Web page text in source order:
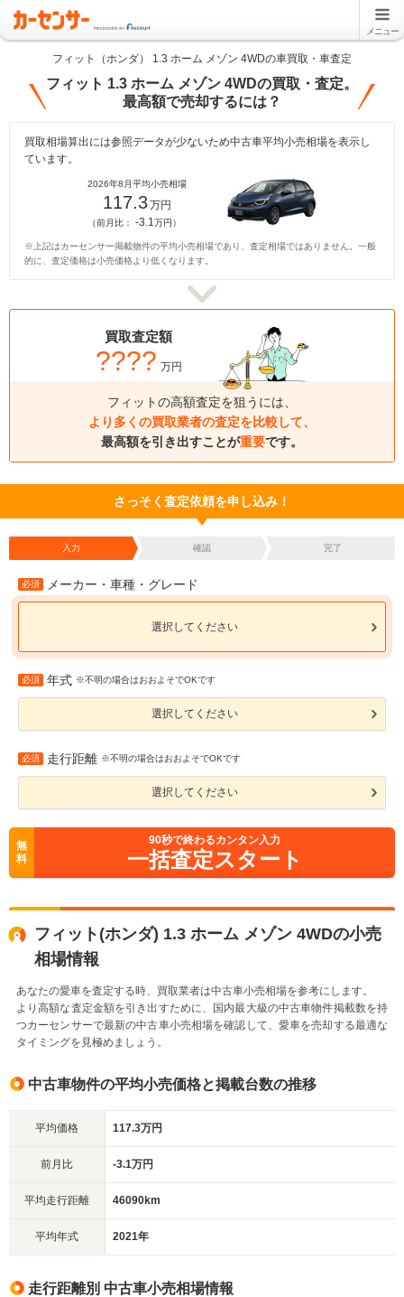
メニュー
フィット（ホンダ） 1.3 ホーム メゾン 4WDの車買取・車査定
フィット 1.3 ホーム メゾン 4WDの買取・査定。
最高額で売却するには？
買取相場算出には参照データが少ないため中古車平均小売相場を表示し
ています。
2026年8月平均小売相場
117.3万円
（前月比： -3.1万円）
※上記はカーセンサー掲載物件の平均小売相場であり、査定相場ではありません。一般
的に、査定価格は小売価格より低くなります。
買取査定額
???? 万円
フィットの高額査定を狙うには、
より多くの買取業者の査定を比較して、
最高額を引き出すことが重要です。
さっそく査定依頼を申し込み！
入力 確認 完了
必須 メーカー・車種・グレード
選択してください
必須 年式 ※不明の場合はおおよそでOKです
選択してください
必須 走行距離 ※不明の場合はおおよそでOKです
選択してください
無
料
90秒で終わるカンタン入力
一括査定スタート
フィット(ホンダ) 1.3 ホーム メゾン 4WDの小売
相場情報
あなたの愛車を査定する時、買取業者は中古車小売相場を参考にします。
より高額な査定金額を引き出すために、国内最大級の中古車物件掲載数を持
つカーセンサーで最新の中古車小売相場を確認して、愛車を売却する最適な
タイミングを見極めましょう。
中古車物件の平均小売価格と掲載台数の推移
平均価格 117.3万円
前月比 -3.1万円
平均走行距離 46090km
平均年式 2021年
走行距離別 中古車小売相場情報